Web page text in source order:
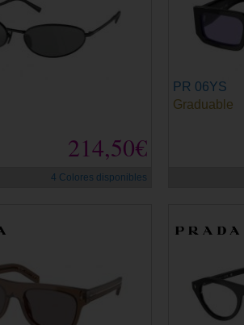
214,50€
4 Colores disponibles
PR 06YS
Graduable